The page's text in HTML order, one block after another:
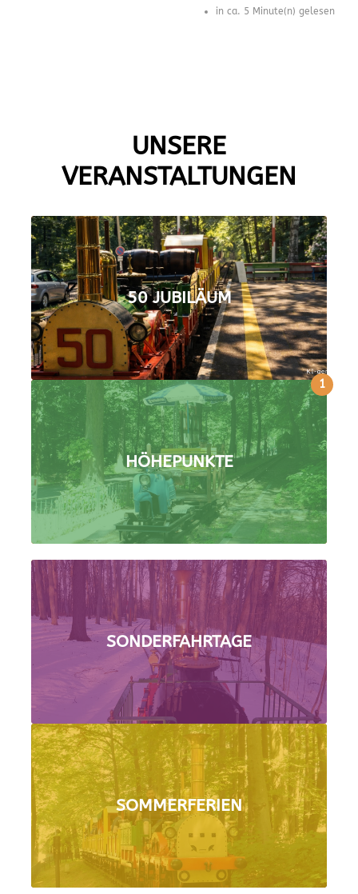
in ca. 5 Minute(n) gelesen
UNSERE
VERANSTALTUNGEN
50 JUBILÄUM
HÖHEPUNKTE
1
SONDERFAHRTAGE
SOMMERFERIEN